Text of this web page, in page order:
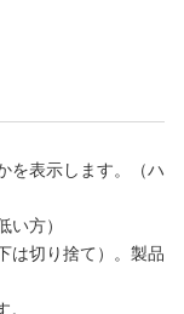
を表示します。（ハ
方）
は切り捨て）。製品